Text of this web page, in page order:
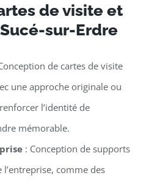
de visite et
sur-Erdre
de cartes de visite
une approche originale ou
l’identité de
mémorable.
: Conception de supports
l’entreprise, comme des